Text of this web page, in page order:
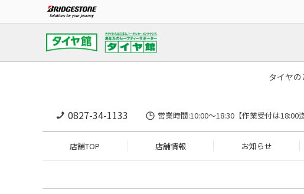
タイヤ
0827-34-1133 営業時間:10:00〜18:30【作業受付は18:00
店舗TOP 店舗情報 お知らせ